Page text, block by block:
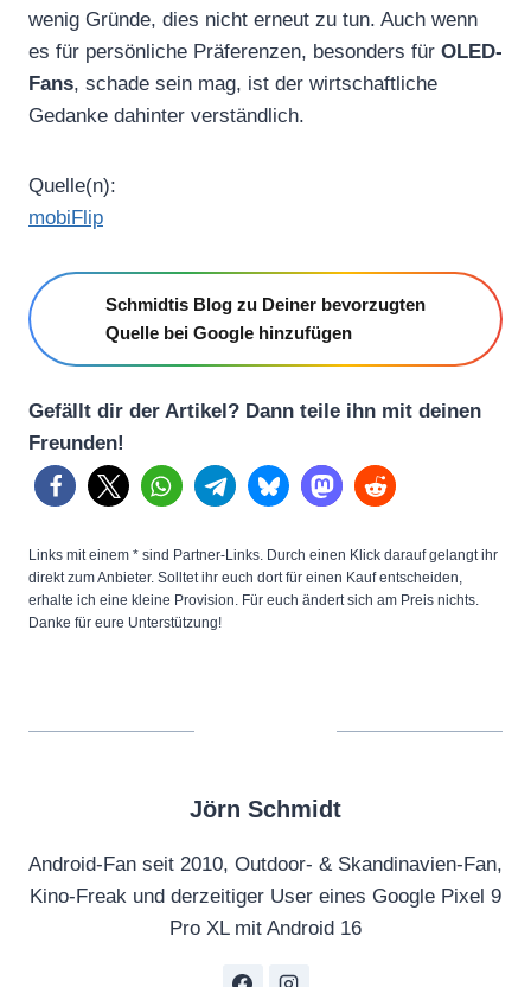
wenig Gründe, dies nicht erneut zu tun. Auch wenn
es für persönliche Präferenzen, besonders für OLED-
Fans, schade sein mag, ist der wirtschaftliche
Gedanke dahinter verständlich.
Quelle(n):
mobiFlip
Schmidtis Blog zu Deiner bevorzugten
Quelle bei Google hinzufügen
Gefällt dir der Artikel? Dann teile ihn mit deinen
Freunden!
Links mit einem * sind Partner-Links. Durch einen Klick darauf gelangt ihr
direkt zum Anbieter. Solltet ihr euch dort für einen Kauf entscheiden,
erhalte ich eine kleine Provision. Für euch ändert sich am Preis nichts.
Danke für eure Unterstützung!
Jörn Schmidt
Android-Fan seit 2010, Outdoor- & Skandinavien-Fan,
Kino-Freak und derzeitiger User eines Google Pixel 9
Pro XL mit Android 16